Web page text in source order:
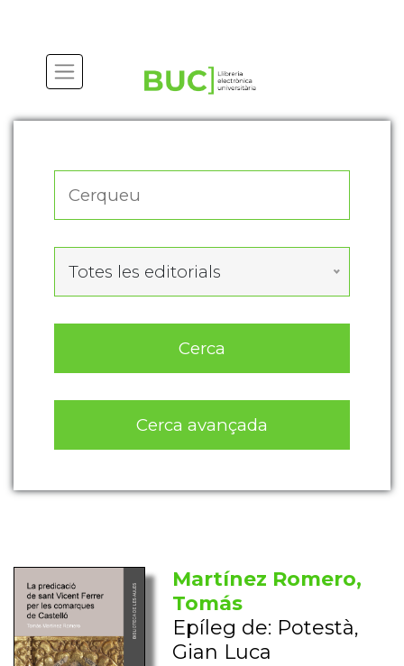
Totes les editorials
Cerca
Cerca avançada
Martínez Romero,
Tomás
Epíleg de: Potestà,
Gian Luca